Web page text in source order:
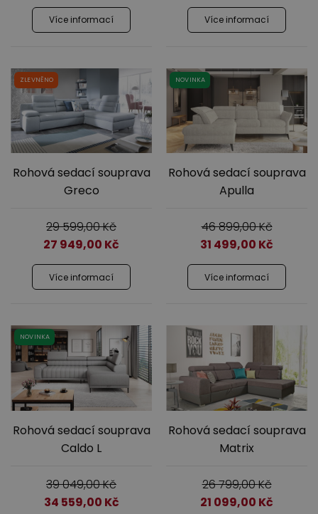
Více informací Více informací
ZLEVNĚNO
Rohová sedací souprava
Greco
29 599,00Kč
27 949,00 Kč
Více informací
NOVINKA
Rohová sedací souprava
Apulla
46 899,00Kč
31 499,00 Kč
Více informací
NOVINKA
Rohová sedací souprava
Caldo L
39 049,00Kč
34 559,00 Kč
Rohová sedací souprava
Matrix
26 799,00Kč
21 099,00 Kč